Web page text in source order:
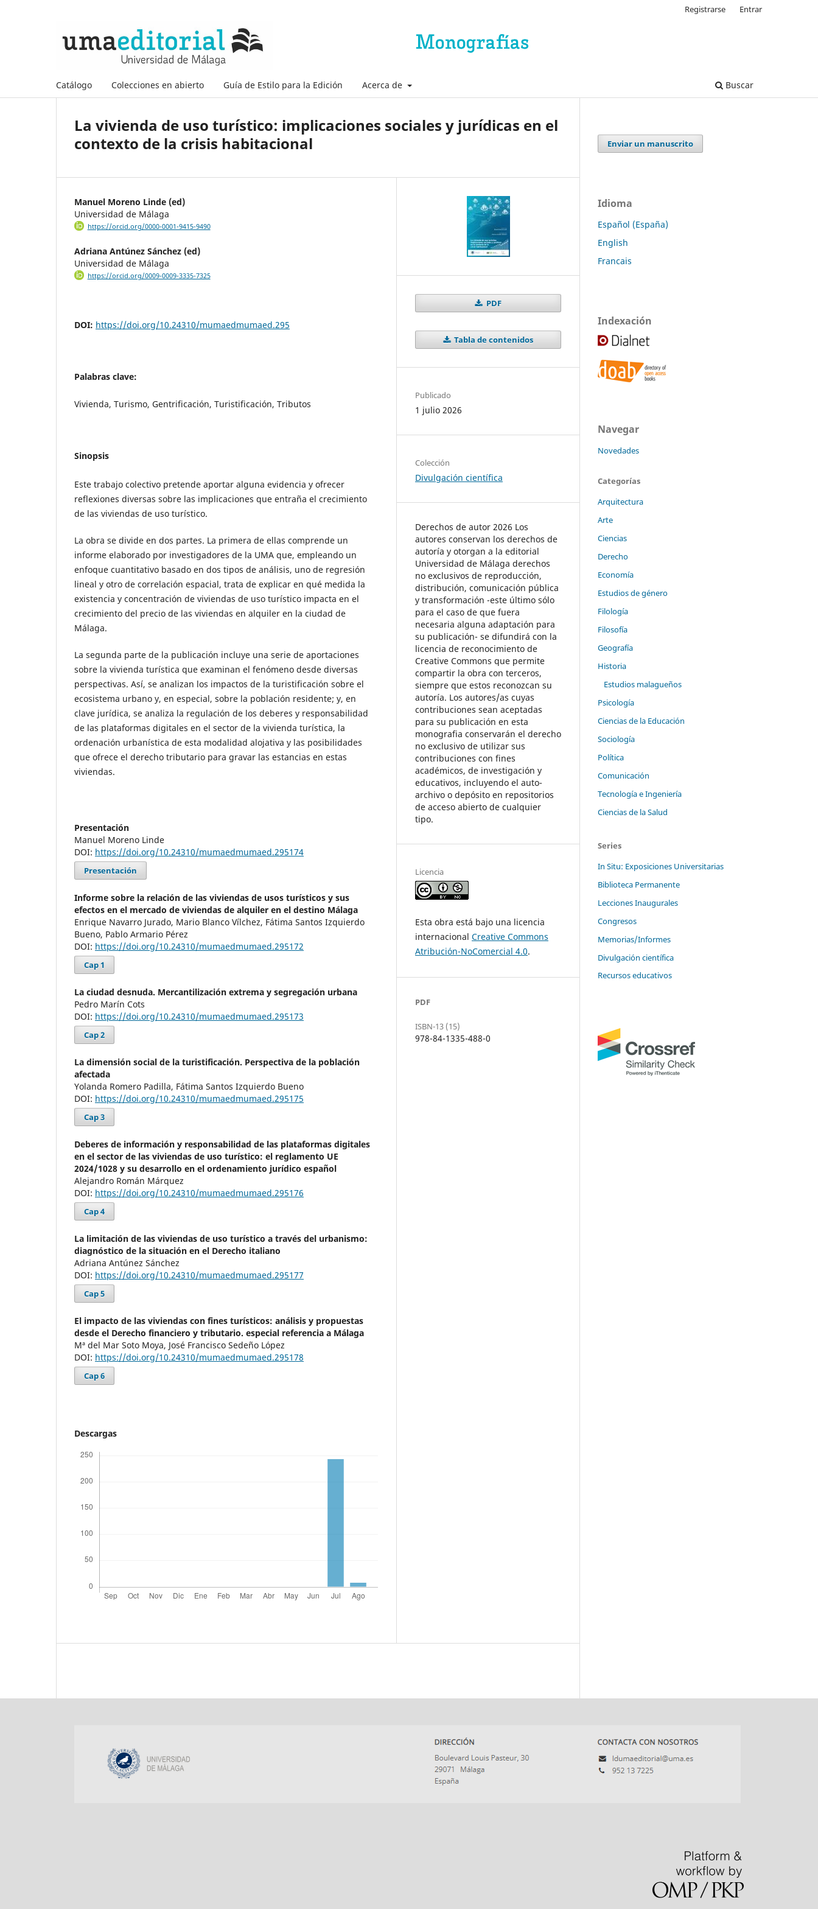
Catálogo Colecciones en abierto Guía de Estilo para la Edición Acerca de Buscar
Registrarse Entrar
La vivienda de uso turístico: implicaciones sociales y jurídicas en el
contexto de la crisis habitacional
Manuel Moreno Linde (ed)
Universidad de Málaga
https://orcid.org/0000-0001-9415-9490
Adriana Antúnez Sánchez (ed)
Universidad de Málaga
https://orcid.org/0009-0009-3335-7325
DOI: https://doi.org/10.24310/mumaedmumaed.295
Palabras clave:
Vivienda, Turismo, Gentrificación, Turistificación, Tributos
Sinopsis
Este trabajo colectivo pretende aportar alguna evidencia y ofrecer
reflexiones diversas sobre las implicaciones que entraña el crecimiento
de las viviendas de uso turístico.
La obra se divide en dos partes. La primera de ellas comprende un
informe elaborado por investigadores de la UMA que, empleando un
enfoque cuantitativo basado en dos tipos de análisis, uno de regresión
lineal y otro de correlación espacial, trata de explicar en qué medida la
existencia y concentración de viviendas de uso turístico impacta en el
crecimiento del precio de las viviendas en alquiler en la ciudad de
Málaga.
La segunda parte de la publicación incluye una serie de aportaciones
sobre la vivienda turística que examinan el fenómeno desde diversas
perspectivas. Así, se analizan los impactos de la turistificación sobre el
ecosistema urbano y, en especial, sobre la población residente; y, en
clave jurídica, se analiza la regulación de los deberes y responsabilidad
de las plataformas digitales en el sector de la vivienda turística, la
ordenación urbanística de esta modalidad alojativa y las posibilidades
que ofrece el derecho tributario para gravar las estancias en estas
viviendas.
Presentación
Manuel Moreno Linde
DOI: https://doi.org/10.24310/mumaedmumaed.295174
Presentación
Informe sobre la relación de las viviendas de usos turísticos y sus
efectos en el mercado de viviendas de alquiler en el destino Málaga
Enrique Navarro Jurado, Mario Blanco Vílchez, Fátima Santos Izquierdo
Bueno, Pablo Armario Pérez
DOI: https://doi.org/10.24310/mumaedmumaed.295172
Cap 1
La ciudad desnuda. Mercantilización extrema y segregación urbana
Pedro Marín Cots
DOI: https://doi.org/10.24310/mumaedmumaed.295173
Cap 2
La dimensión social de la turistificación. Perspectiva de la población
afectada
Yolanda Romero Padilla, Fátima Santos Izquierdo Bueno
DOI: https://doi.org/10.24310/mumaedmumaed.295175
Cap 3
Deberes de información y responsabilidad de las plataformas digitales
en el sector de las viviendas de uso turístico: el reglamento UE
2024/1028 y su desarrollo en el ordenamiento jurídico español
Alejandro Román Márquez
DOI: https://doi.org/10.24310/mumaedmumaed.295176
Cap 4
La limitación de las viviendas de uso turístico a través del urbanismo:
diagnóstico de la situación en el Derecho italiano
Adriana Antúnez Sánchez
DOI: https://doi.org/10.24310/mumaedmumaed.295177
Cap 5
El impacto de las viviendas con fines turísticos: análisis y propuestas
desde el Derecho financiero y tributario. especial referencia a Málaga
Mª del Mar Soto Moya, José Francisco Sedeño López
DOI: https://doi.org/10.24310/mumaedmumaed.295178
Cap 6
Descargas
PDF
Tabla de contenidos
Publicado
1 julio 2026
Colección
Divulgación científica
Derechos de autor 2026 Los
autores conservan los derechos de
autoría y otorgan a la editorial
Universidad de Málaga derechos
no exclusivos de reproducción,
distribución, comunicación pública
y transformación -este último sólo
para el caso de que fuera
necesaria alguna adaptación para
su publicación- se difundirá con la
licencia de reconocimiento de
Creative Commons que permite
compartir la obra con terceros,
siempre que estos reconozcan su
autoría. Los autores/as cuyas
contribuciones sean aceptadas
para su publicación en esta
monografia conservarán el derecho
no exclusivo de utilizar sus
contribuciones con fines
académicos, de investigación y
educativos, incluyendo el auto-
archivo o depósito en repositorios
de acceso abierto de cualquier
tipo.
Licencia
Esta obra está bajo una licencia
internacional Creative Commons
Atribución-NoComercial 4.0.
PDF
ISBN-13 (15)
978-84-1335-488-0
Enviar un manuscrito
Idioma
Español (España)
English
Francais
Indexación
Navegar
Novedades
Categorías
Arquitectura
Arte
Ciencias
Derecho
Economía
Estudios de género
Filología
Filosofía
Geografía
Historia
Estudios malagueños
Psicología
Ciencias de la Educación
Sociología
Política
Comunicación
Tecnología e Ingeniería
Ciencias de la Salud
Series
In Situ: Exposiciones Universitarias
Biblioteca Permanente
Lecciones Inaugurales
Congresos
Memorias/Informes
Divulgación científica
Recursos educativos